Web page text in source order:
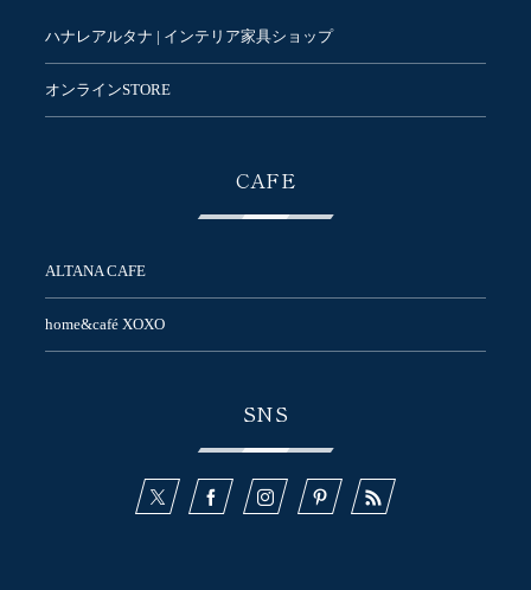
ハナレアルタナ | インテリア家具ショップ
オンラインSTORE
CAFE
ALTANA CAFE
home&café XOXO
SNS